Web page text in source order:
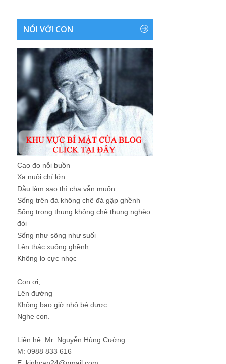
NÓI VỚI CON
Cao đo nỗi buồn
Xa nuôi chí lớn
Dẫu làm sao thì cha vẫn muốn
Sống trên đá không chê đá gập ghềnh
Sống trong thung không chê thung nghèo
đói
Sống như sông như suối
Lên thác xuống ghềnh
Không lo cực nhọc
Con ơi, ...
Lên đường
Không bao giờ nhỏ bé được
Nghe con.
Liên hệ: Mr. Nguyễn Hùng Cường
M: 0988 833 616